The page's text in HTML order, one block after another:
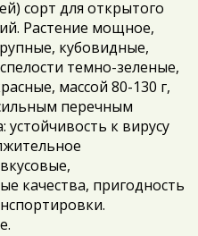
сорт для открытого
Растение мощное,
кубовидные,
темно-зеленые,
массой 80-130 г,
перечным
к вирусу
качества, пригодность